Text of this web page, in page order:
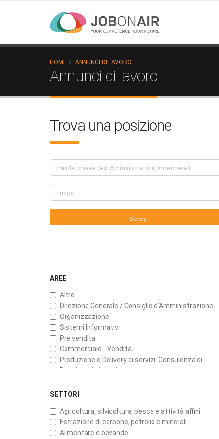
HOME ANNUNCI DI LAVORO
Annunci di lavoro
Trova una posizione
AREE
Altro
Direzione Generale / Consiglio d'Amministrazione
Organizzazione
Sistemi Informativi
Pre vendita
Commerciale - Vendita
Produzione e Delivery di servizi: Consulenza di
Direzione Aziendale
Produzione e Delivery di servizi: ICT (Consulenza,
Servizi Professionali, Software)
Produzione e Delivery di servizi: Banche e Finanzarie
Produzione e Delivery di servizi: Pubblicità
Customer Service, Manutenzione e Assistenza
SETTORI
Agricoltura, silvicoltura, pesca e attività affini
Estrazione di carbone, petrolio e minerali
Alimentare e bevande